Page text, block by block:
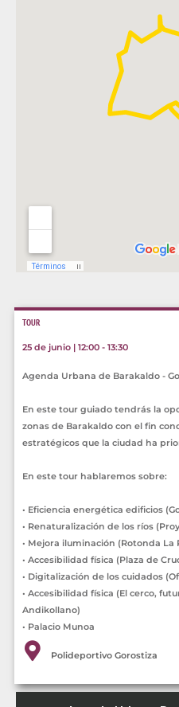
TOUR
25 de junio | 12:00 - 13:30
Agenda Urbana de Barakaldo -
En este tour guiado tendrás la
zonas de Barakaldo con el fin
estratégicos que la ciudad ha
En este tour hablaremos sobre:
• Eficiencia energética edificios
• Renaturalización de los ríos
• Mejora iluminación (Rotonda La
• Accesibilidad física (Plaza de
• Digitalización de los cuidados
• Accesibilidad física (El cerco,
Andikollano)
• Palacio Munoa
Polideportivo Gorostiza